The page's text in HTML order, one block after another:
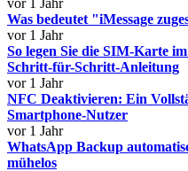
vor 1 Jahr
Was bedeutet "iMessage
vor 1 Jahr
So legen Sie die SIM-Karte
Schritt-für-Schritt-Anleitung
vor 1 Jahr
NFC Deaktivieren: Ein
Smartphone-Nutzer
vor 1 Jahr
WhatsApp Backup
mühelos